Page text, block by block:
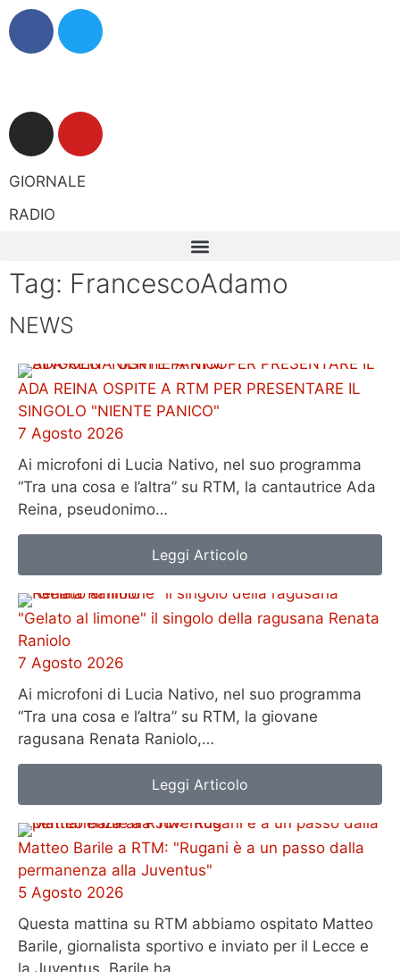
GIORNALE
RADIO
Tag: FrancescoAdamo
NEWS
ADA REINA OSPITE A RTM PER PRESENTARE IL
SINGOLO "NIENTE PANICO"
7 Agosto 2026
Ai microfoni di Lucia Nativo, nel suo programma
“Tra una cosa e l’altra” su RTM, la cantautrice Ada
Reina, pseudonimo…
Leggi Articolo
"Gelato al limone" il singolo della ragusana Renata
Raniolo
7 Agosto 2026
Ai microfoni di Lucia Nativo, nel suo programma
“Tra una cosa e l’altra” su RTM, la giovane
ragusana Renata Raniolo,…
Leggi Articolo
Matteo Barile a RTM: "Rugani è a un passo dalla
permanenza alla Juventus"
5 Agosto 2026
Questa mattina su RTM abbiamo ospitato Matteo
Barile, giornalista sportivo e inviato per il Lecce e
la Juventus. Barile ha…